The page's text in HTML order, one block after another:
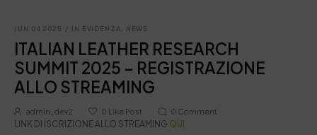
JUN 04 2025 / IN EVIDENZA, NEWS
ITALIAN LEATHER RESEARCH
SUMMIT 2025 – REGISTRAZIONE
ALLO STREAMING
admin_dev2 0 Like Post 0 Comment
LINK DI ISCRIZIONE ALLO STREAMING QUI